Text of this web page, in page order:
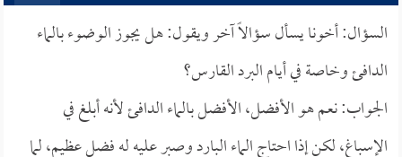
السؤال: أخونا يسأل سؤالاً آخر ويقول: هل يجوز الوضوء بالماء
الدافئ وخاصة في أيام البرد القارس؟
الجواب: نعم هو الأفضل، الأفضل بالماء الدافئ لأنه أبلغ في
الإسباغ، لكن إذا احتاج الماء البارد وصبر عليه له فضل عظيم، لما